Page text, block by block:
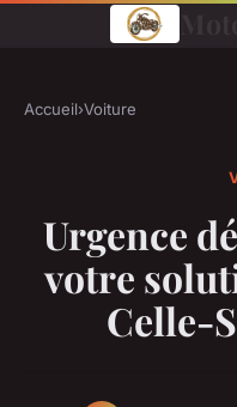
Accueil›Voiture
Urgence
votre
Celle-